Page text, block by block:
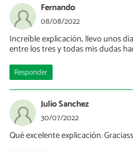
Fernando
08/08/2022
Increíble explicación; llevo unos
entre los tres y todas mis dudas
Responder
Julio Sanchez
30/07/2022
Qué excelente explicación.